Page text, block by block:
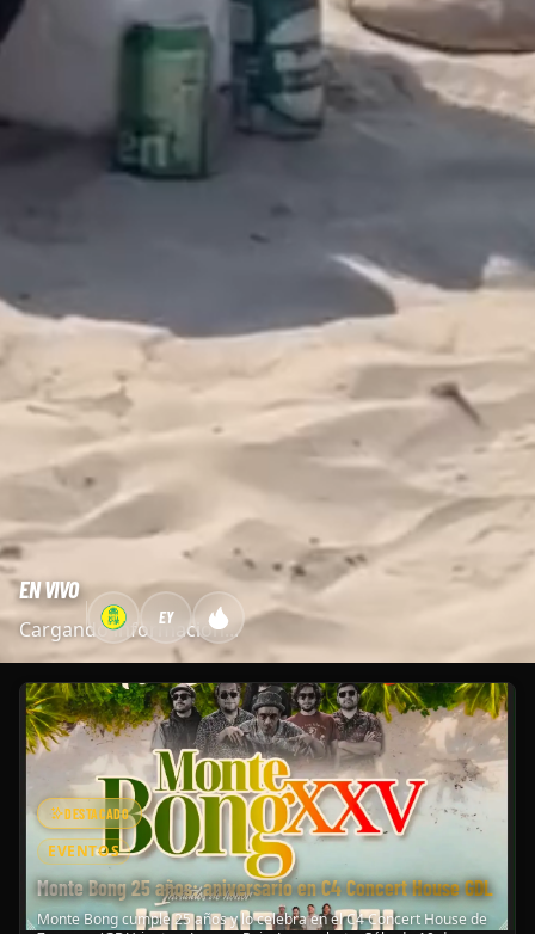
EN VIVO
Cargando información...
EY
DESTACADO
EVENTOS
Monte Bong 25 años: aniversario en C4 Concert House GDL
Monte Bong cumple 25 años y lo celebra en el C4 Concert House de